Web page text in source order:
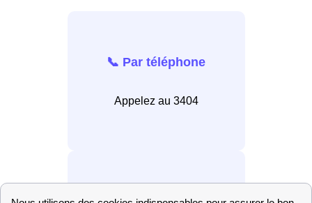
📞 Par téléphone
Appelez au 3404